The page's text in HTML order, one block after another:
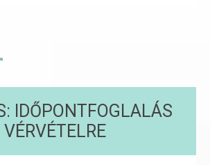
IDŐPONTFOGLALÁS
VÉRVÉTELRE